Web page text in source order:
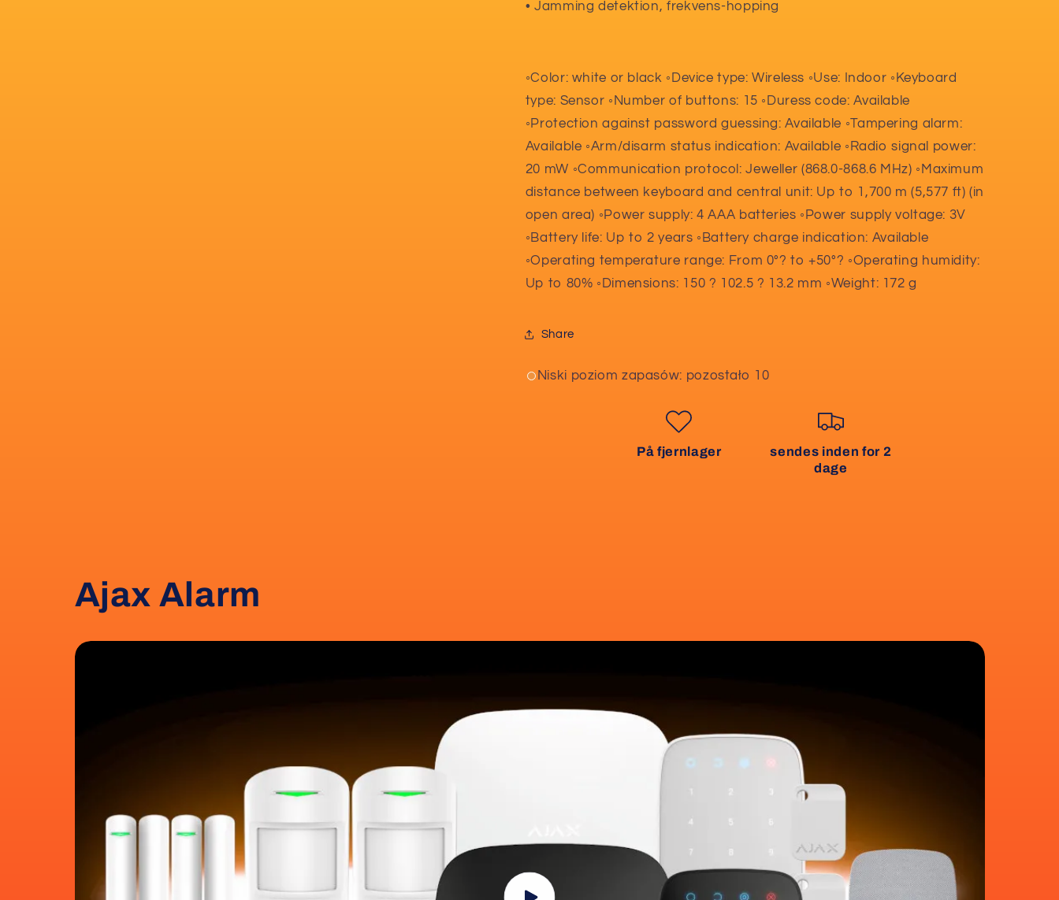
• Jamming detektion, frekvens-hopping
◦Color: white or black ◦Device type: Wireless ◦Use: Indoor ◦Keyboard
type: Sensor ◦Number of buttons: 15 ◦Duress code: Available
◦Protection against password guessing: Available ◦Tampering alarm:
Available ◦Arm/disarm status indication: Available ◦Radio signal power:
20 mW ◦Communication protocol: Jeweller (868.0-868.6 MHz) ◦Maximum
distance between keyboard and central unit: Up to 1,700 m (5,577 ft) (in
open area) ◦Power supply: 4 AAA batteries ◦Power supply voltage: 3V
◦Battery life: Up to 2 years ◦Battery charge indication: Available
◦Operating temperature range: From 0°? to +50°? ◦Operating humidity:
Up to 80% ◦Dimensions: 150 ? 102.5 ? 13.2 mm ◦Weight: 172 g
Share
Niski poziom zapasów: pozostało 10
På fjernlager
sendes inden for 2
dage
Ajax Alarm